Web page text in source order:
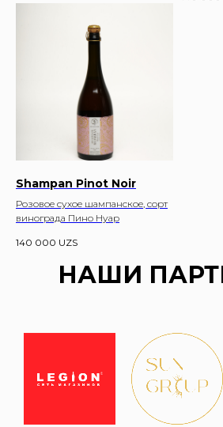
Shampan Pinot Noir
Розовое сухое шампанское, сорт
винограда Пино Нуар
140 000 UZS
НАШИ